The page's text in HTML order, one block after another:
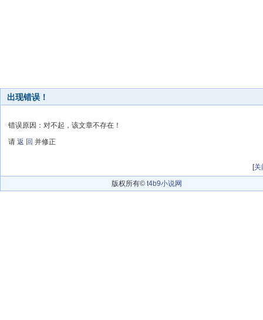
出现错误！
错误原因：对不起，该文章不存在！
请 返 回 并修正
[关
版权所有© t4b9小说网